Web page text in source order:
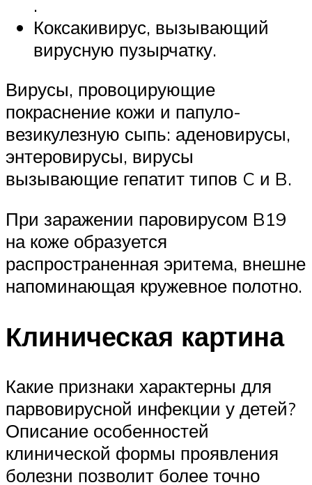
.
Коксакивирус, вызывающий
вирусную пузырчатку.
Вирусы, провоцирующие
покраснение кожи и папуло-
везикулезную сыпь: аденовирусы,
энтеровирусы, вирусы
вызывающие гепатит типов C и B.
При заражении паровирусом B19
на коже образуется
распространенная эритема, внешне
напоминающая кружевное полотно.
Клиническая картина
Какие признаки характерны для
парвовирусной инфекции у детей?
Описание особенностей
клинической формы проявления
болезни позволит более точно